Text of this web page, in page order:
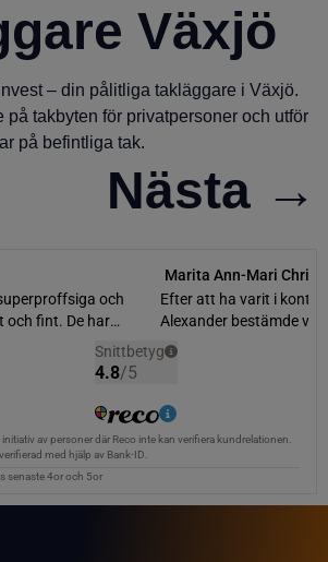
Växjö
– din pålitliga takläggare i Växjö.
takbyten för privatpersoner och utför
på befintliga tak.
Nästa →